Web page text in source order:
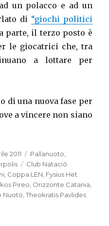
un polacco e ad un
di “giochi politici
parte, il terzo posto è
le giocatrici che, tra
a lottare per
di una nuova fase per
a vincere non siano
2011 Categorie
Pallanuoto
Tag
Club Natació
Coppa LEN Fysius Het
Pireo Orizzonte Catania
Nuoto ,Theokratis Pavlides